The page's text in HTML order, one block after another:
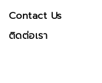
Contact Us
ติดต่อเรา